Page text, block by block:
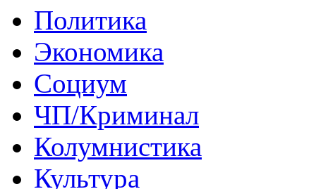
Политика
Экономика
Социум
ЧП/Криминал
Колумнистика
Культура